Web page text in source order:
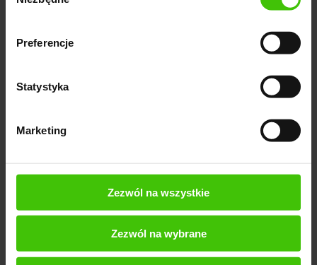
Preferencje
Statystyka
Marketing
Zezwól na wszystkie
Zezwól na wybrane
Progi rankingu reklamy - Google ustala określone
progi, które muszą być osiągnięte przez reklamę, aby
uzyskać wysoką pozycję.
Kontekst wyszukiwania - Google bierze pod uwagę
kontekst, w którym reklama jest wyświetlana,
urządzenie, język itp.
konkurujących o te same słowa kluczowe.